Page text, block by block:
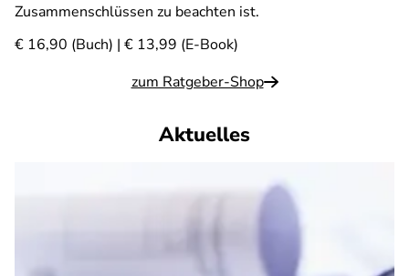
Zusammenschlüssen zu beachten ist.
€ 16,90 (Buch) | € 13,99 (E-Book)
zum Ratgeber-Shop
Aktuelles